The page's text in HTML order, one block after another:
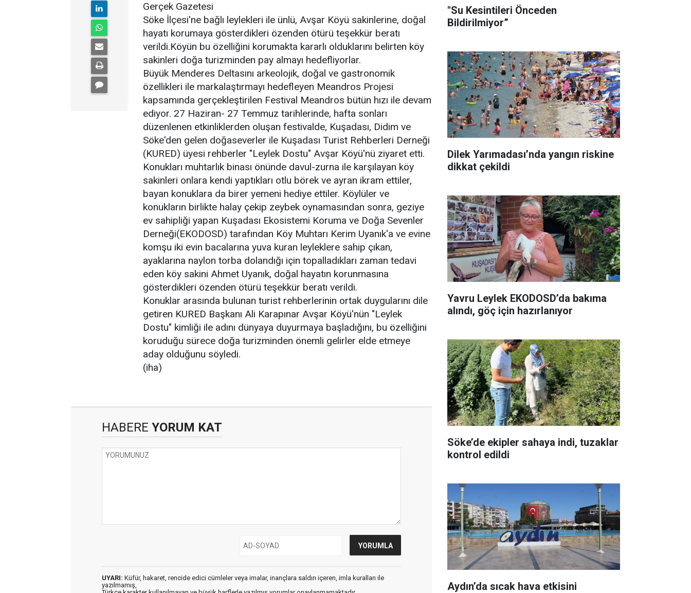
Gerçek Gazetesi
Söke İlçesi'ne bağlı leylekleri ile ünlü, Avşar Köyü sakinlerine, doğal
hayatı korumaya gösterdikleri özenden ötürü teşekkür beratı
verildi.Köyün bu özelliğini korumakta kararlı olduklarını belirten köy
sakinleri doğa turizminden pay almayı hedefliyorlar.
Büyük Menderes Deltasını arkeolojik, doğal ve gastronomik
özellikleri ile markalaştırmayı hedefleyen Meandros Projesi
kapsamında gerçekleştirilen Festival Meandros bütün hızı ile devam
ediyor. 27 Haziran- 27 Temmuz tarihlerinde, hafta sonları
düzenlenen etkinliklerden oluşan festivalde, Kuşadası, Didim ve
Söke'den gelen doğaseverler ile Kuşadası Turist Rehberleri Derneği
(KURED) üyesi rehberler "Leylek Dostu" Avşar Köyü'nü ziyaret etti.
Konukları muhtarlık binası önünde davul-zurna ile karşılayan köy
sakinleri onlara kendi yaptıkları otlu börek ve ayran ikram ettiler,
bayan konuklara da birer yemeni hediye ettiler. Köylüler ve
konukların birlikte halay çekip zeybek oynamasından sonra, geziye
ev sahipliği yapan Kuşadası Ekosistemi Koruma ve Doğa Sevenler
Derneği(EKODOSD) tarafından Köy Muhtarı Kerim Uyanık'a ve evine
komşu iki evin bacalarına yuva kuran leyleklere sahip çıkan,
ayaklarına naylon torba dolandığı için topalladıkları zaman tedavi
eden köy sakini Ahmet Uyanık, doğal hayatın korunmasına
gösterdikleri özenden ötürü teşekkür beratı verildi.
Konuklar arasında bulunan turist rehberlerinin ortak duygularını dile
getiren KURED Başkanı Ali Karapınar Avşar Köyü'nün "Leylek
Dostu" kimliği ile adını dünyaya duyurmaya başladığını, bu özelliğini
koruduğu sürece doğa turizminden önemli gelirler elde etmeye
aday olduğunu söyledi.
(iha)
HABERE YORUM KAT
UYARI: Küfür, hakaret, rencide edici cümleler veya imalar, inançlara saldırı içeren, imla kuralları ile
yazılmamış,
"Su Kesintileri Önceden
Bildirilmiyor”
Dilek Yarımadası’nda yangın riskine
dikkat çekildi
Yavru Leylek EKODOSD’da bakıma
alındı, göç için hazırlanıyor
Söke’de ekipler sahaya indi, tuzaklar
kontrol edildi
Aydın’da sıcak hava etkisini